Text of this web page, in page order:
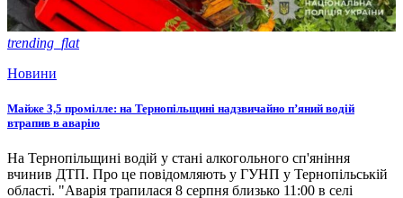
trending_flat
Новини
Майже 3,5 промілле: на Тернопільщині надзвичайно п’яний водій
втрапив в аварію
На Тернопільщині водій у стані алкогольного сп'яніння
вчинив ДТП. Про це повідомляють у ГУНП у Тернопільській
області. "Аварія трапилася 8 серпня близько 11:00 в селі